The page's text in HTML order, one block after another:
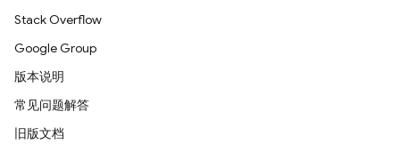
Stack Overflow
Google Group
版本说明
常见问题解答
旧版文档